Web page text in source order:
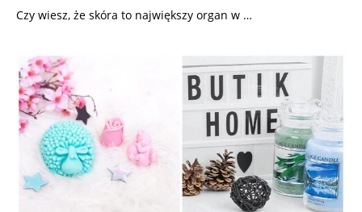
Czy wiesz, że skóra to największy organ w …